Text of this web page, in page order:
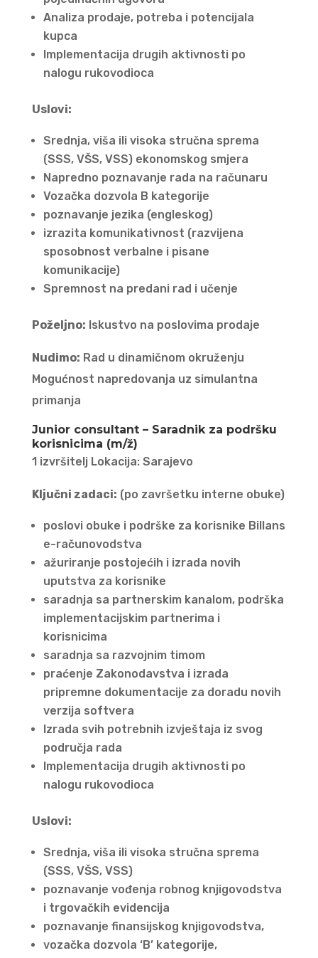
Analiza prodaje, potreba i potencijala
kupca
Implementacija drugih aktivnosti po
nalogu rukovodioca
Uslovi:
Srednja, viša ili visoka stručna sprema
(SSS, VŠS, VSS) ekonomskog smjera
Napredno poznavanje rada na računaru
Vozačka dozvola B kategorije
poznavanje jezika (engleskog)
izrazita komunikativnost (razvijena
sposobnost verbalne i pisane
komunikacije)
Spremnost na predani rad i učenje
Poželjno: Iskustvo na poslovima prodaje
Nudimo: Rad u dinamičnom okruženju
Mogućnost napredovanja uz simulantna
primanja
Junior consultant – Saradnik za podršku
korisnicima (m/ž)
1 izvršitelj Lokacija: Sarajevo
Ključni zadaci: (po završetku interne obuke)
poslovi obuke i podrške za korisnike Billans
e-računovodstva
ažuriranje postojećih i izrada novih
uputstva za korisnike
saradnja sa partnerskim kanalom, podrška
implementacijskim partnerima i
korisnicima
saradnja sa razvojnim timom
praćenje Zakonodavstva i izrada
pripremne dokumentacije za doradu novih
verzija softvera
Izrada svih potrebnih izvještaja iz svog
područja rada
Implementacija drugih aktivnosti po
nalogu rukovodioca
Uslovi:
Srednja, viša ili visoka stručna sprema
(SSS, VŠS, VSS)
poznavanje vođenja robnog knjigovodstva
i trgovačkih evidencija
poznavanje finansijskog knjigovodstva,
vozačka dozvola ‘B’ kategorije,